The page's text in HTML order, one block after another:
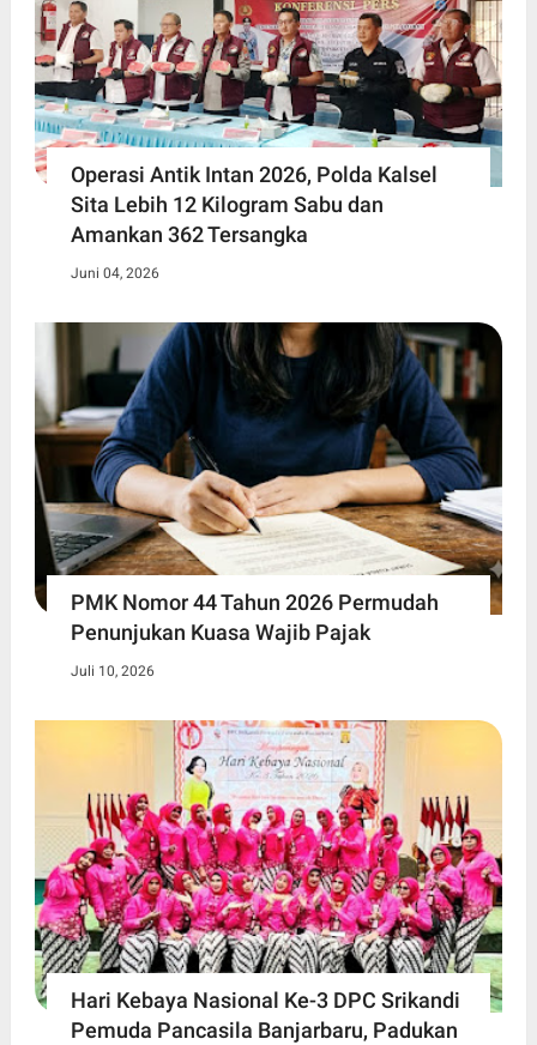
Operasi Antik Intan 2026, Polda Kalsel
Sita Lebih 12 Kilogram Sabu dan
Amankan 362 Tersangka
Juni 04, 2026
PMK Nomor 44 Tahun 2026 Permudah
Penunjukan Kuasa Wajib Pajak
Juli 10, 2026
Hari Kebaya Nasional Ke-3 DPC Srikandi
Pemuda Pancasila Banjarbaru, Padukan